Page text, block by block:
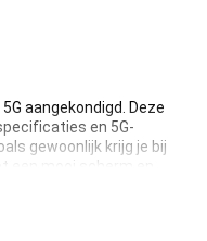
aangekondigd. Deze
en 5G-
gewoonlijk krijg je bij
een mooi scherm en